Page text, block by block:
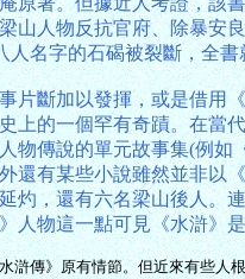
山人物反抗官府、除暴
名字的石碣被裂斷，全
片斷加以發揮，或是借
上的一個罕有奇蹟。在
物傳說的單元故事集(例
還有某些小說雖然並非
灼，還有六名梁山後人
人物這一點可見《水滸》
滸傳》原有情節。但近來有些